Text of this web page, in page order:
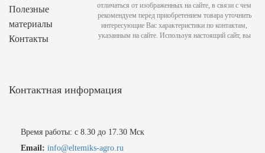
Полезные
материалы
Контакты
Контактная информация
Время работы: с 8.30 до 17.30 Мск
Email: info@eltemiks-agro.ru
отличаться от изображенных на сайте, в связи с чем
рекомендуем перед приобретением товара уточнить
интересующие Вас характеристики по контактам,
указанным на сайте. Используя настоящий сайт, вы